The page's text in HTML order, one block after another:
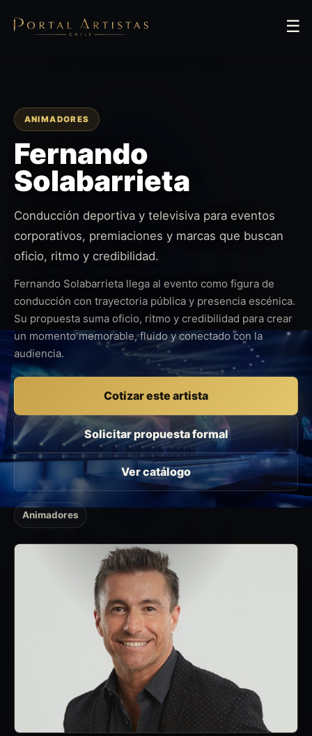
☰
ANIMADORES
Fernando
Solabarrieta
Conducción deportiva y televisiva para eventos
corporativos, premiaciones y marcas que buscan
oficio, ritmo y credibilidad.
Fernando Solabarrieta llega al evento como figura de
conducción con trayectoria pública y presencia escénica.
Su propuesta suma oficio, ritmo y credibilidad para crear
un momento memorable, fluido y conectado con la
audiencia.
Cotizar este artista
Solicitar propuesta formal
Ver catálogo
Animadores